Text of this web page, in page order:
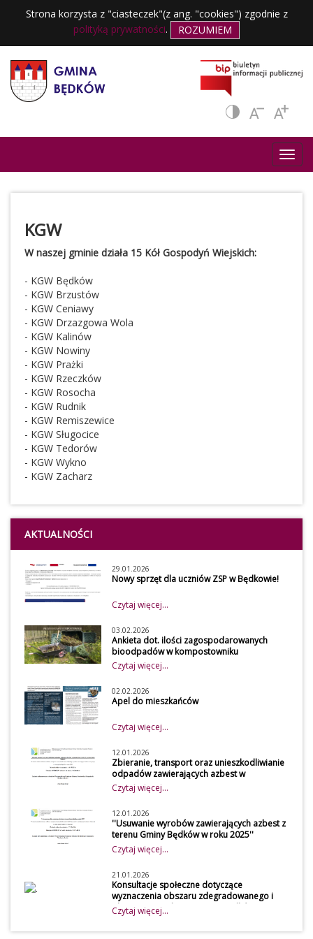
Strona korzysta z "ciasteczek"(z ang. "cookies") zgodnie z
polityką prywatności. ROZUMIEM
KGW
W naszej gminie działa 15 Kół Gospodyń Wiejskich:
- KGW Będków
- KGW Brzustów
- KGW Ceniawy
- KGW Drzazgowa Wola
- KGW Kalinów
- KGW Nowiny
- KGW Prażki
- KGW Rzeczków
- KGW Rosocha
- KGW Rudnik
- KGW Remiszewice
- KGW Sługocice
- KGW Tedorów
- KGW Wykno
- KGW Zacharz
AKTUALNOŚCI
29.01.2026
Nowy sprzęt dla uczniów ZSP w Będkowie!
Czytaj więcej...
03.02.2026
Ankieta dot. ilości zagospodarowanych
bioodpadów w kompostowniku
przydomowym w 2026 roku
Szanowni mieszkańcy
Z uwagi na obowiązek
osiągnięcia wymaganego
gminę, udostępniamy do
wypełnienia przez mieszkańców
naszej gminy ankietę, która
dotyczy zagospodarowania
bioodpadów w kompostowniku
przydomowym. Dane zawarte w
ankiecie będą wykorzystywane
przez Urząd Gminy Będków przy
obliczeniu osiągniętego poziomu
przygotowania do ponownego
użycia i recyklingu odpadów
komunalnych.
WYPEŁNIENIE ANKIETY JEST
ZALECANE DLA OSÓB, KTÓRE
Czytaj więcej...
02.02.2026
Apel do mieszkańców
Czytaj więcej...
12.01.2026
Zbieranie, transport oraz unieszkodliwianie
odpadów zawierających azbest w
gospodarstwach rolnych z terenu Gminy
Będków
Czytaj więcej...
12.01.2026
''Usuwanie wyrobów zawierających azbest z
terenu Gminy Będków w roku 2025''
Czytaj więcej...
21.01.2026
Konsultacje społeczne dotyczące
wyznaczenia obszaru zdegradowanego i
obszaru rewitalizacji Gminy Będków
Konsultacje społeczne
Czytaj więcej...